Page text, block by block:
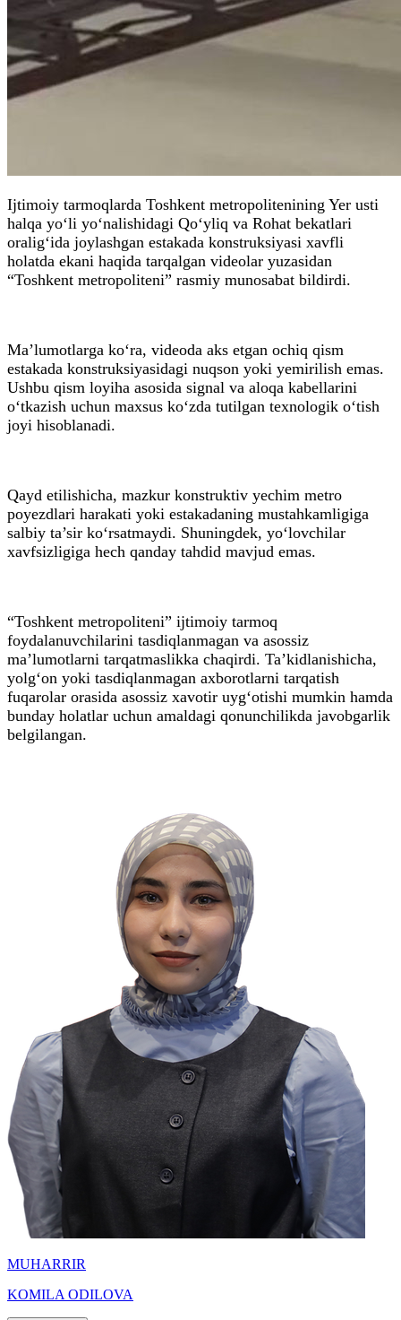
Ijtimoiy tarmoqlarda Toshkent metropolitenining Yer usti
halqa yo‘li yo‘nalishidagi Qo‘yliq va Rohat bekatlari
oralig‘ida joylashgan estakada konstruksiyasi xavfli
holatda ekani haqida tarqalgan videolar yuzasidan
“Toshkent metropoliteni” rasmiy munosabat bildirdi.
Ma’lumotlarga ko‘ra, videoda aks etgan ochiq qism
estakada konstruksiyasidagi nuqson yoki yemirilish emas.
Ushbu qism loyiha asosida signal va aloqa kabellarini
o‘tkazish uchun maxsus ko‘zda tutilgan texnologik o‘tish
joyi hisoblanadi.
Qayd etilishicha, mazkur konstruktiv yechim metro
poyezdlari harakati yoki estakadaning mustahkamligiga
salbiy ta’sir ko‘rsatmaydi. Shuningdek, yo‘lovchilar
xavfsizligiga hech qanday tahdid mavjud emas.
“Toshkent metropoliteni” ijtimoiy tarmoq
foydalanuvchilarini tasdiqlanmagan va asossiz
ma’lumotlarni tarqatmaslikka chaqirdi. Ta’kidlanishicha,
yolg‘on yoki tasdiqlanmagan axborotlarni tarqatish
fuqarolar orasida asossiz xavotir uyg‘otishi mumkin hamda
bunday holatlar uchun amaldagi qonunchilikda javobgarlik
belgilangan.
MUHARRIR
KOMILA ODILOVA